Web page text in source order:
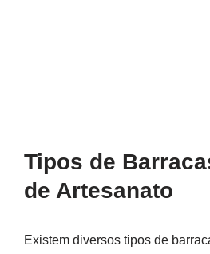
Tipos de
de Artesanato
Existem diversos tipos de